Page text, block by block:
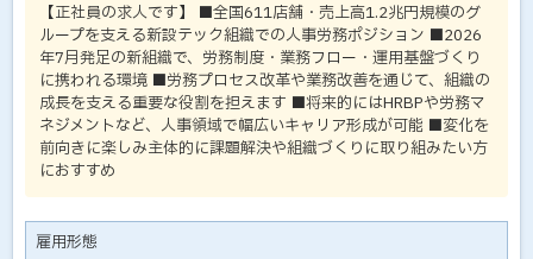
【正社員の求人です】 ■全国611店舗・売上高1.2兆円規模のグ
ループを支える新設テック組織での人事労務ポジション ■2026
年7月発足の新組織で、労務制度・業務フロー・運用基盤づくり
に携われる環境 ■労務プロセス改革や業務改善を通じて、組織の
成長を支える重要な役割を担えます ■将来的にはHRBPや労務マ
ネジメントなど、人事領域で幅広いキャリア形成が可能 ■変化を
前向きに楽しみ主体的に課題解決や組織づくりに取り組みたい方
におすすめ
雇用形態